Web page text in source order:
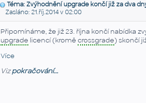
Téma: Zvýhodnění upgrade končí již za dva
Zasláno: 21.říj.2014 v 02:00
Připomínáme, že již 23. října končí nabídka
upgrade licencí (kromě crossgrade) skončí
Více
Vizpokračování...